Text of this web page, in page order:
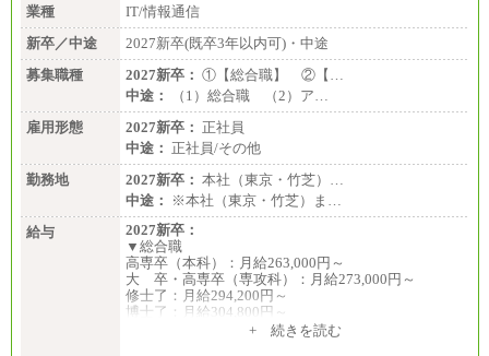
・520万円/32歳・月給29万円
年収例は賞与含む、残業代・家族手当含まず
※キャリアや能力等を考慮の上、当社規定により確
定します
※残業手当：別途支給
※固定給に固定残業代含まず
※試用期間中も給与に変更なし
業種
IT/情報通信
新卒／中途
2027新卒(既卒3年以内可)・中途
募集職種
2027新卒： ①【総合職】 ②【…
中途：
（1）総合職 （2）ア…
雇用形態
2027新卒： 正社員
中途： 正社員/その他
勤務地
2027新卒： 本社（東京・竹芝）…
中途：
※本社（東京・竹芝）ま…
給与
2027新卒：
▼総合職
高専卒（本科）：月給263,000円～
大 卒・高専卒（専攻科）：月給273,000円～
修士了：月給294,200円～
博士了：月給304,800円～
+ 続きを読む